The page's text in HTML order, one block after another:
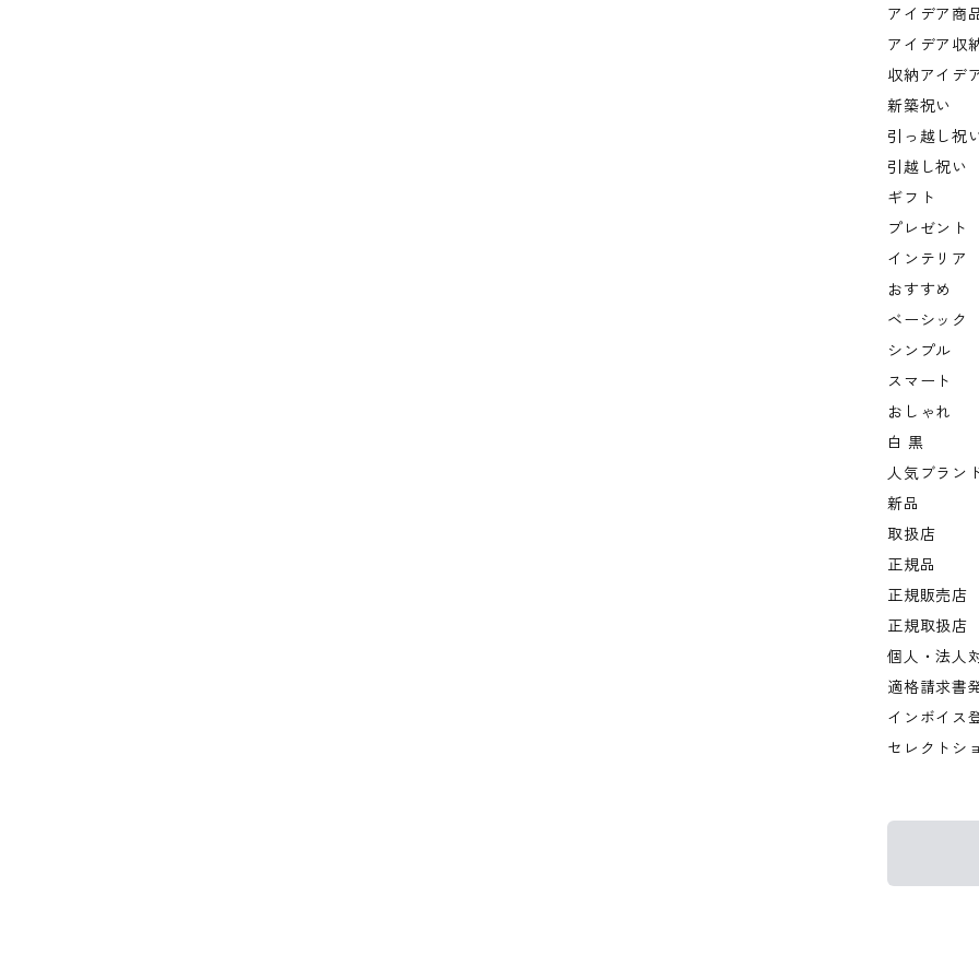
アイデア商
アイデア収
収納アイデ
新築祝い
引っ越し祝
引越し祝い
ギフト
プレゼント
インテリア
おすすめ
ベーシック
シンプル
スマート
おしゃれ
白 黒
人気ブラン
新品
取扱店
正規品
正規販売店
正規取扱店
個人・法人
適格請求書
インボイス
セレクトシ